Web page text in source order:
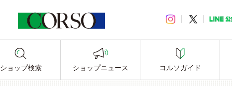
ショップ検索 ショップニュース コルソガイド